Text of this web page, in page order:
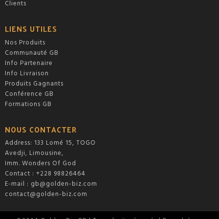
Clients
LIENS UTILES
Nos Produits
Communauté GB
Info Partenaire
Info Livraison
Produits Gagnants
Conférence GB
Formations GB
NOUS CONTACTER
Address: 133 Lomé 15, TOGO
Avedji, Limousine,
Imm. Wonders Of God
Contact : +228 98826464
E-mail : gb@golden-biz.com
contact@golden-biz.com